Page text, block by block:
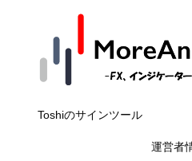
Toshiのサインツール
運営者